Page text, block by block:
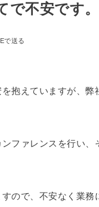
で不安です。
で送る
抱えていますが、
ファレンスを行い
ので、不安なく業務